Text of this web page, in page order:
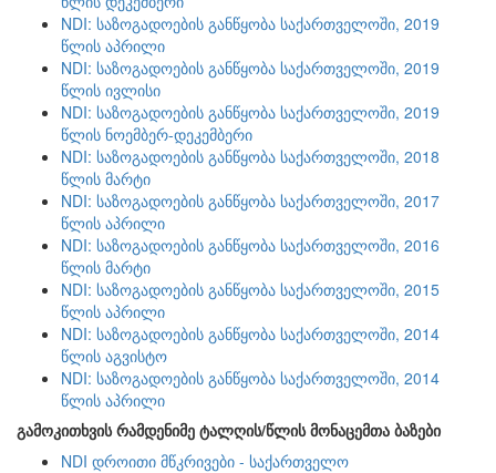
NDI: საზოგადოების განწყობა საქართველოში, 2019
წლის აპრილი
NDI: საზოგადოების განწყობა საქართველოში, 2019
წლის ივლისი
NDI: საზოგადოების განწყობა საქართველოში, 2019
წლის ნოემბერ-დეკემბერი
NDI: საზოგადოების განწყობა საქართველოში, 2018
წლის მარტი
NDI: საზოგადოების განწყობა საქართველოში, 2017
წლის აპრილი
NDI: საზოგადოების განწყობა საქართველოში, 2016
წლის მარტი
NDI: საზოგადოების განწყობა საქართველოში, 2015
წლის აპრილი
NDI: საზოგადოების განწყობა საქართველოში, 2014
წლის აგვისტო
NDI: საზოგადოების განწყობა საქართველოში, 2014
წლის აპრილი
გამოკითხვის რამდენიმე ტალღის/წლის მონაცემთა ბაზები
NDI დროითი მწკრივები - საქართველო